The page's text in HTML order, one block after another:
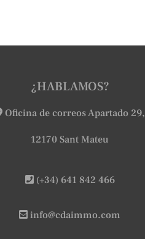
¿HABLAMOS?
Oficina de correos Apartado 29,
12170 Sant Mateu
(+34) 641 842 466
info@cdaimmo.com